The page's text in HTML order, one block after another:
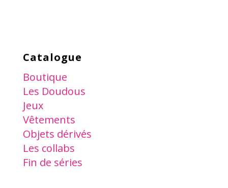
Catalogue
Boutique
Les Doudous
Jeux
Vêtements
Objets dérivés
Les collabs
Fin de séries